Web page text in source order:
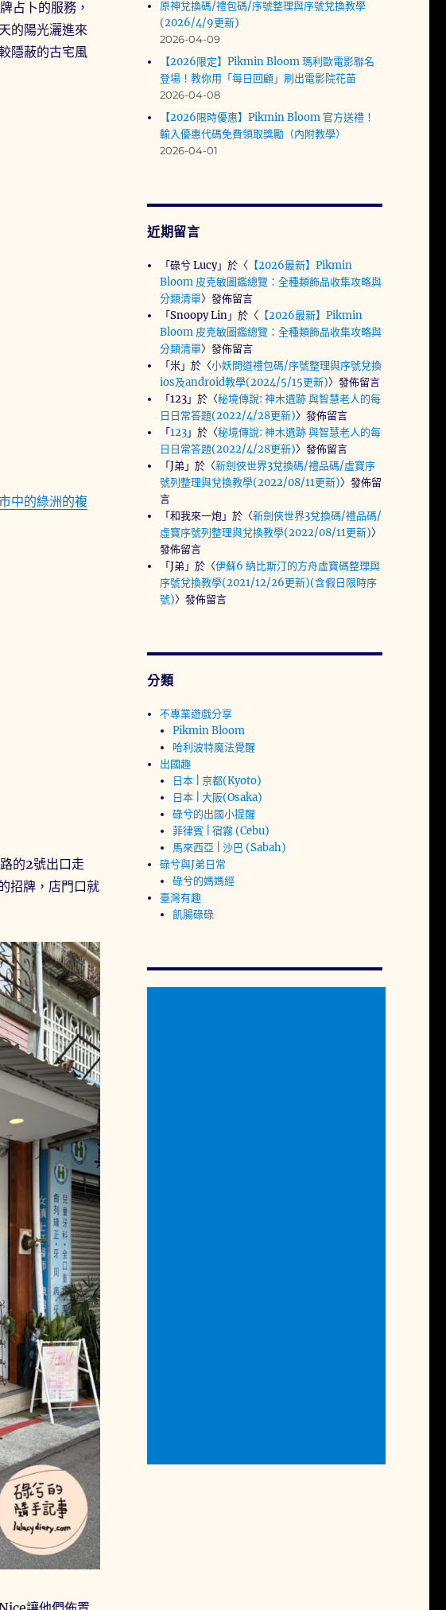
占卜的服務，
的陽光灑進來
隱蔽的古宅風
中的綠洲的複
的2號出口走
招牌，店門口就
原神兌換碼/禮包碼/序號整理與序號兌換教學
(2026/4/9更新)
2026-04-09
【2026限定】Pikmin Bloom 瑪利歐電影聯名
登場！教你用「每日回顧」刷出電影院花苗
2026-04-08
【2026限時優惠】Pikmin Bloom 官方送禮！
輸入優惠代碼免費領取獎勵（內附教學）
2026-04-01
近期留言
「碌兮 Lucy」於〈 【2026最新】Pikmin
Bloom 皮克敏圖鑑總覽：全種類飾品收集攻略與
分類清單〉發佈留言
「Snoopy Lin」於〈 【2026最新】Pikmin
Bloom 皮克敏圖鑑總覽：全種類飾品收集攻略與
分類清單〉發佈留言
「米」於〈小妖問道禮包碼/序號整理與序號兌換
ios及android教學(2024/5/15更新)〉發佈留言
「123」於〈秘境傳說: 神木遺跡 與智慧老人的每
日日常答題(2022/4/28更新)〉發佈留言
「123」於〈秘境傳說: 神木遺跡 與智慧老人的每
日日常答題(2022/4/28更新)〉發佈留言
「J弟 」於〈新劍俠世界3兌換碼/禮品碼/虛寶序
號列整理與兌換教學(2022/08/11更新)〉發佈留
言
「和我來一炮」於〈新劍俠世界3兌換碼/禮品碼/
虛寶序號列整理與兌換教學(2022/08/11更新)〉
發佈留言
「J弟 」於〈伊蘇6 納比斯汀的方舟虛寶碼整理與
序號兌換教學(2021/12/26更新)(含假日限時序
號)〉發佈留言
分類
不專業遊戲分享
Pikmin Bloom
哈利波特魔法覺醒
出國趣
日本 | 京都(Kyoto)
日本 | 大阪(Osaka)
碌兮的出國小提醒
菲律賓 | 宿霧 (Cebu)
馬來西亞 | 沙巴 (Sabah)
碌兮與J弟日常
碌兮的媽媽經
臺灣有趣
飢腸碌碌